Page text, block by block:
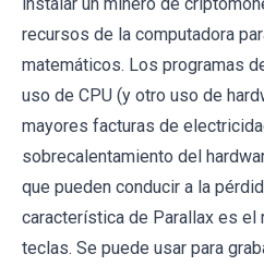
recursos de la computadora
matemáticos. Los programas
uso de CPU (y otro uso de
mayores facturas de
sobrecalentamiento del
que pueden conducir a la
característica de Parallax es
teclas. Se puede usar para